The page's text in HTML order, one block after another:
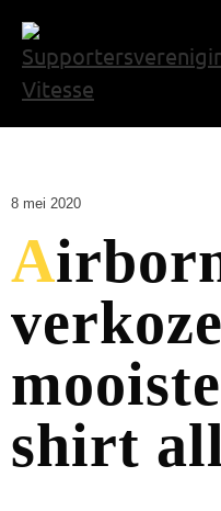
8 mei 2020
Airborne-shirt
shirt